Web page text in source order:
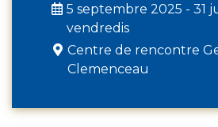
5 septembre 2025 - 31
vendredis
Centre de rencontre
Clemenceau